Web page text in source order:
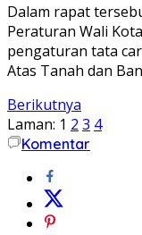
Dalam rapat
Peraturan Wali
pengaturan tata
Atas Tanah dan
Berikutnya
Laman: 1 2 3 4
Komentar